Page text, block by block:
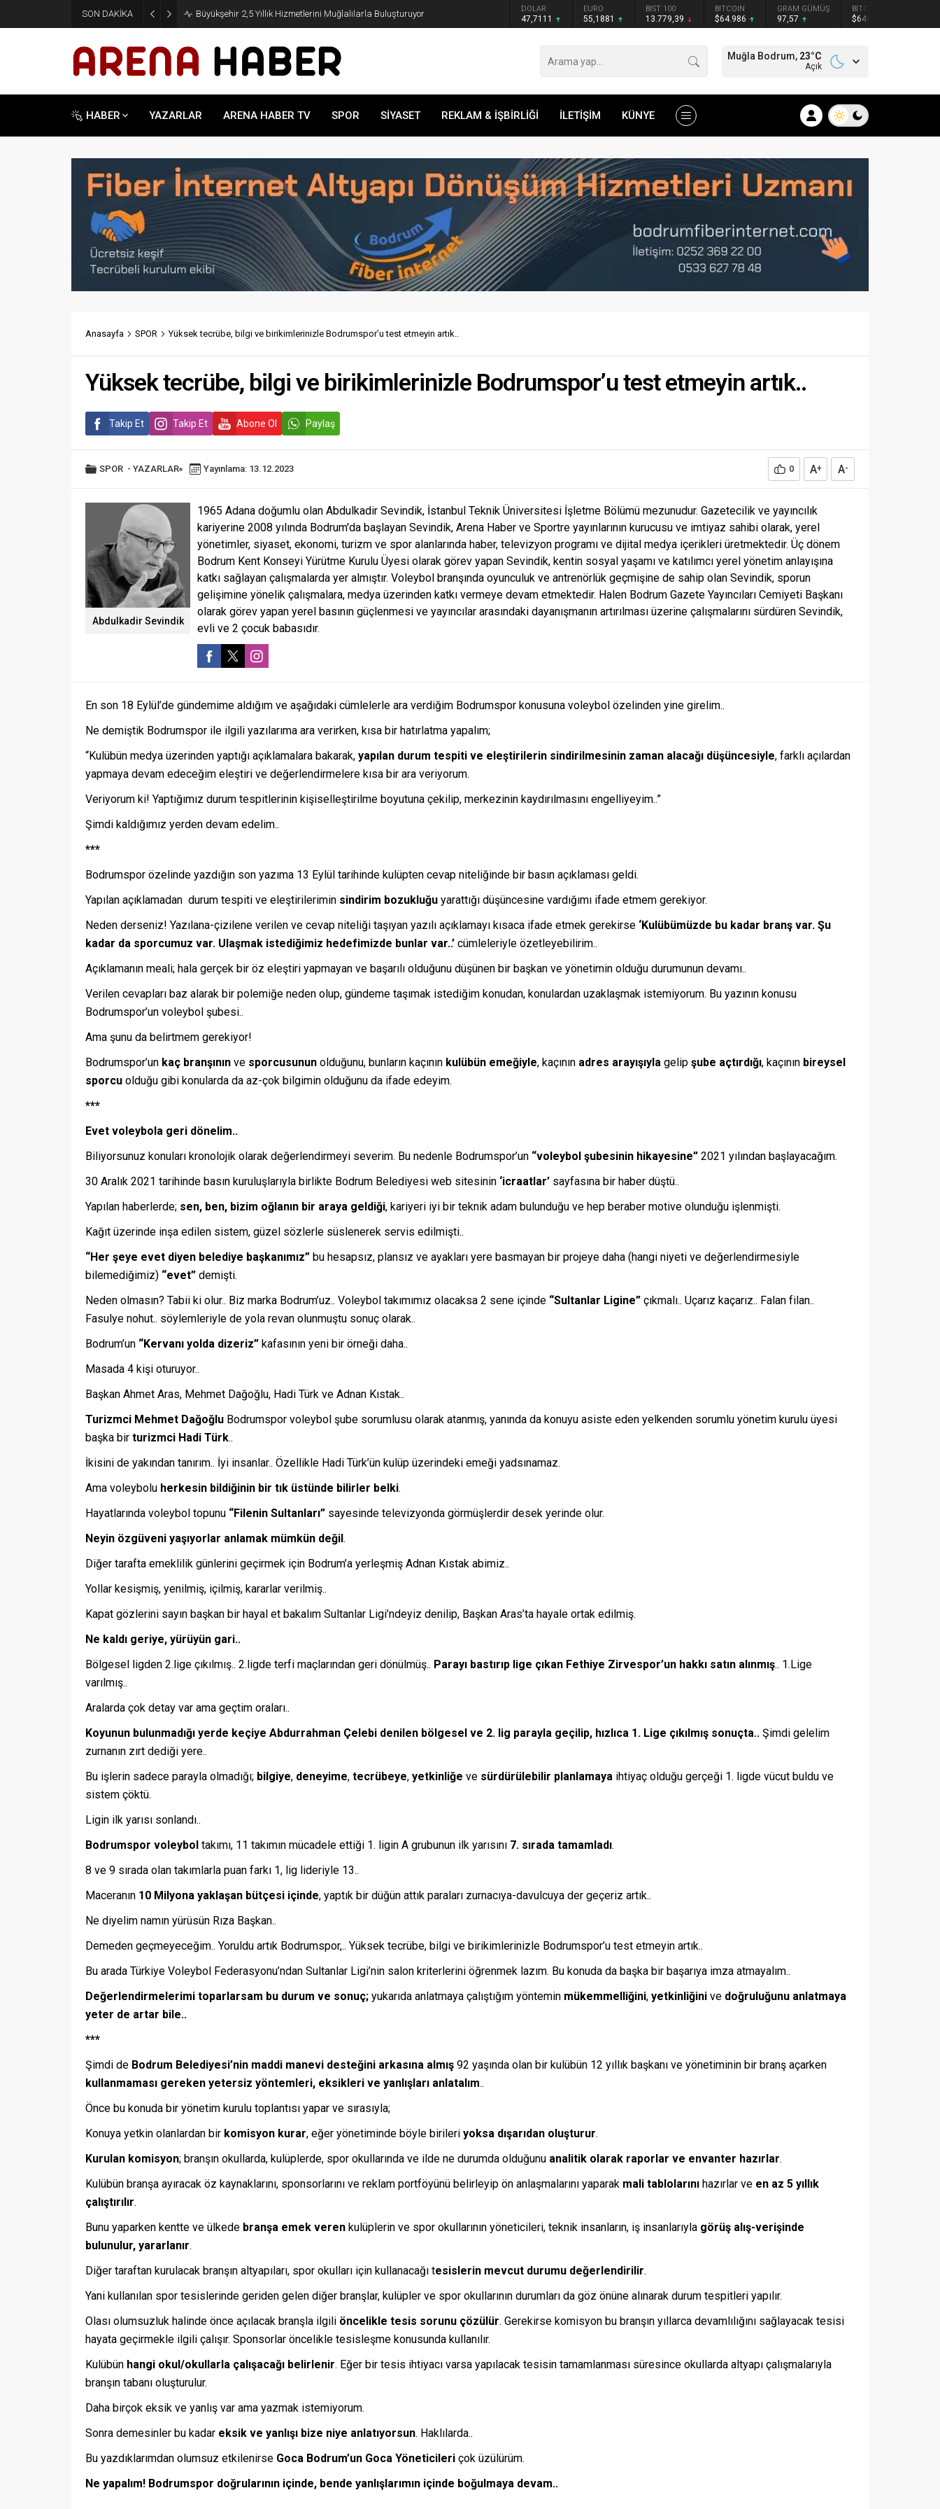
SON DAKİKA Büyükşehir 2,5 Yıllık Hizmetlerini Muğlalılarla Buluşturuyor DOLAR
47,7111
EURO
55,1881
BIST 100
13.779,39
BITCOIN
$64.986
GRAM GÜMÜŞ
97,57
BITCOIN
$64949
Muğla Bodrum, 23°C
Açık
HABER YAZARLAR ARENA HABER TV SPOR SİYASET REKLAM & İŞBİRLİĞİ İLETİŞİM KÜNYE
Anasayfa SPOR Yüksek tecrübe, bilgi ve birikimlerinizle Bodrumspor’u test etmeyin artık..
Yüksek tecrübe, bilgi ve birikimlerinizle Bodrumspor’u test etmeyin artık..
Takip Et Takip Et Abone Ol Paylaş
SPOR - YAZARLAR Yayınlama: 13.12.2023 0 A+ A-
Abdulkadir Sevindik
1965 Adana doğumlu olan Abdulkadir Sevindik, İstanbul Teknik Üniversitesi İşletme Bölümü mezunudur. Gazetecilik ve yayıncılık
kariyerine 2008 yılında Bodrum'da başlayan Sevindik, Arena Haber ve Sportre yayınlarının kurucusu ve imtiyaz sahibi olarak, yerel
yönetimler, siyaset, ekonomi, turizm ve spor alanlarında haber, televizyon programı ve dijital medya içerikleri üretmektedir. Üç dönem
Bodrum Kent Konseyi Yürütme Kurulu Üyesi olarak görev yapan Sevindik, kentin sosyal yaşamı ve katılımcı yerel yönetim anlayışına
katkı sağlayan çalışmalarda yer almıştır. Voleybol branşında oyunculuk ve antrenörlük geçmişine de sahip olan Sevindik, sporun
gelişimine yönelik çalışmalara, medya üzerinden katkı vermeye devam etmektedir. Halen Bodrum Gazete Yayıncıları Cemiyeti Başkanı
olarak görev yapan yerel basının güçlenmesi ve yayıncılar arasındaki dayanışmanın artırılması üzerine çalışmalarını sürdüren Sevindik,
evli ve 2 çocuk babasıdır.
En son 18 Eylül’de gündemime aldığım ve aşağıdaki cümlelerle ara verdiğim Bodrumspor konusuna voleybol özelinden yine girelim..
Ne demiştik Bodrumspor ile ilgili yazılarıma ara verirken, kısa bir hatırlatma yapalım;
“Kulübün medya üzerinden yaptığı açıklamalara bakarak, yapılan durum tespiti ve eleştirilerin sindirilmesinin zaman alacağı düşüncesiyle, farklı açılardan
yapmaya devam edeceğim eleştiri ve değerlendirmelere kısa bir ara veriyorum.
Veriyorum ki! Yaptığımız durum tespitlerinin kişiselleştirilme boyutuna çekilip, merkezinin kaydırılmasını engelliyeyim..”
Şimdi kaldığımız yerden devam edelim..
***
Bodrumspor özelinde yazdığın son yazıma 13 Eylül tarihinde kulüpten cevap niteliğinde bir basın açıklaması geldi.
Yapılan açıklamadan durum tespiti ve eleştirilerimin sindirim bozukluğu yarattığı düşüncesine vardığımı ifade etmem gerekiyor.
Neden derseniz! Yazılana-çizilene verilen ve cevap niteliği taşıyan yazılı açıklamayı kısaca ifade etmek gerekirse ‘Kulübümüzde bu kadar branş var. Şu
kadar da sporcumuz var. Ulaşmak istediğimiz hedefimizde bunlar var..’ cümleleriyle özetleyebilirim..
Açıklamanın meali; hala gerçek bir öz eleştiri yapmayan ve başarılı olduğunu düşünen bir başkan ve yönetimin olduğu durumunun devamı..
Verilen cevapları baz alarak bir polemiğe neden olup, gündeme taşımak istediğim konudan, konulardan uzaklaşmak istemiyorum. Bu yazının konusu
Bodrumspor’un voleybol şubesi..
Ama şunu da belirtmem gerekiyor!
Bodrumspor’un kaç branşının ve sporcusunun olduğunu, bunların kaçının kulübün emeğiyle, kaçının adres arayışıyla gelip şube açtırdığı, kaçının bireysel
sporcu olduğu gibi konularda da az-çok bilgimin olduğunu da ifade edeyim.
***
Evet voleybola geri dönelim..
Biliyorsunuz konuları kronolojik olarak değerlendirmeyi severim. Bu nedenle Bodrumspor’un “voleybol şubesinin hikayesine” 2021 yılından başlayacağım.
30 Aralık 2021 tarihinde basın kuruluşlarıyla birlikte Bodrum Belediyesi web sitesinin ‘icraatlar’ sayfasına bir haber düştü..
Yapılan haberlerde; sen, ben, bizim oğlanın bir araya geldiği, kariyeri iyi bir teknik adam bulunduğu ve hep beraber motive olunduğu işlenmişti.
Kağıt üzerinde inşa edilen sistem, güzel sözlerle süslenerek servis edilmişti..
“Her şeye evet diyen belediye başkanımız” bu hesapsız, plansız ve ayakları yere basmayan bir projeye daha (hangi niyeti ve değerlendirmesiyle
bilemediğimiz) “evet” demişti.
Neden olmasın? Tabii ki olur.. Biz marka Bodrum’uz.. Voleybol takımımız olacaksa 2 sene içinde “Sultanlar Ligine” çıkmalı.. Uçarız kaçarız.. Falan filan..
Fasulye nohut.. söylemleriyle de yola revan olunmuştu sonuç olarak..
Bodrum’un “Kervanı yolda dizeriz” kafasının yeni bir örneği daha..
Masada 4 kişi oturuyor..
Başkan Ahmet Aras, Mehmet Dağoğlu, Hadi Türk ve Adnan Kıstak..
Turizmci Mehmet Dağoğlu Bodrumspor voleybol şube sorumlusu olarak atanmış, yanında da konuyu asiste eden yelkenden sorumlu yönetim kurulu üyesi
başka bir turizmci Hadi Türk..
İkisini de yakından tanırım.. İyi insanlar.. Özellikle Hadi Türk’ün kulüp üzerindeki emeği yadsınamaz.
Ama voleybolu herkesin bildiğinin bir tık üstünde bilirler belki.
Hayatlarında voleybol topunu “Filenin Sultanları” sayesinde televizyonda görmüşlerdir desek yerinde olur.
Neyin özgüveni yaşıyorlar anlamak mümkün değil.
Diğer tarafta emeklilik günlerini geçirmek için Bodrum’a yerleşmiş Adnan Kıstak abimiz..
Yollar kesişmiş, yenilmiş, içilmiş, kararlar verilmiş..
Kapat gözlerini sayın başkan bir hayal et bakalım Sultanlar Ligi’ndeyiz denilip, Başkan Aras’ta hayale ortak edilmiş.
Ne kaldı geriye, yürüyün gari..
Bölgesel ligden 2.lige çıkılmış.. 2.ligde terfi maçlarından geri dönülmüş.. Parayı bastırıp lige çıkan Fethiye Zirvespor’un hakkı satın alınmış.. 1.Lige
varılmış..
Aralarda çok detay var ama geçtim oraları..
Koyunun bulunmadığı yerde keçiye Abdurrahman Çelebi denilen bölgesel ve 2. lig parayla geçilip, hızlıca 1. Lige çıkılmış sonuçta.. Şimdi gelelim
zurnanın zırt dediği yere..
Bu işlerin sadece parayla olmadığı; bilgiye, deneyime, tecrübeye, yetkinliğe ve sürdürülebilir planlamaya ihtiyaç olduğu gerçeği 1. ligde vücut buldu ve
sistem çöktü.
Ligin ilk yarısı sonlandı..
Bodrumspor voleybol takımı, 11 takımın mücadele ettiği 1. ligin A grubunun ilk yarısını 7. sırada tamamladı.
8 ve 9 sırada olan takımlarla puan farkı 1, lig lideriyle 13..
Maceranın 10 Milyona yaklaşan bütçesi içinde, yaptık bir düğün attık paraları zurnacıya-davulcuya der geçeriz artık..
Ne diyelim namın yürüsün Rıza Başkan..
Demeden geçmeyeceğim.. Yoruldu artık Bodrumspor,.. Yüksek tecrübe, bilgi ve birikimlerinizle Bodrumspor’u test etmeyin artık..
Bu arada Türkiye Voleybol Federasyonu’ndan Sultanlar Ligi’nin salon kriterlerini öğrenmek lazım. Bu konuda da başka bir başarıya imza atmayalım..
Değerlendirmelerimi toparlarsam bu durum ve sonuç; yukarıda anlatmaya çalıştığım yöntemin mükemmelliğini, yetkinliğini ve doğruluğunu anlatmaya
yeter de artar bile..
***
Şimdi de Bodrum Belediyesi’nin maddi manevi desteğini arkasına almış 92 yaşında olan bir kulübün 12 yıllık başkanı ve yönetiminin bir branş açarken
kullanmaması gereken yetersiz yöntemleri, eksikleri ve yanlışları anlatalım..
Önce bu konuda bir yönetim kurulu toplantısı yapar ve sırasıyla;
Konuya yetkin olanlardan bir komisyon kurar, eğer yönetiminde böyle birileri yoksa dışarıdan oluşturur.
Kurulan komisyon; branşın okullarda, kulüplerde, spor okullarında ve ilde ne durumda olduğunu analitik olarak raporlar ve envanter hazırlar.
Kulübün branşa ayıracak öz kaynaklarını, sponsorlarını ve reklam portföyünü belirleyip ön anlaşmalarını yaparak mali tablolarını hazırlar ve en az 5 yıllık
çalıştırılır.
Bunu yaparken kentte ve ülkede branşa emek veren kulüplerin ve spor okullarının yöneticileri, teknik insanların, iş insanlarıyla görüş alış-verişinde
bulunulur, yararlanır.
Diğer taraftan kurulacak branşın altyapıları, spor okulları için kullanacağı tesislerin mevcut durumu değerlendirilir.
Yani kullanılan spor tesislerinde geriden gelen diğer branşlar, kulüpler ve spor okullarının durumları da göz önüne alınarak durum tespitleri yapılır.
Olası olumsuzluk halinde önce açılacak branşla ilgili öncelikle tesis sorunu çözülür. Gerekirse komisyon bu branşın yıllarca devamlılığını sağlayacak tesisi
hayata geçirmekle ilgili çalışır. Sponsorlar öncelikle tesisleşme konusunda kullanılır.
Kulübün hangi okul/okullarla çalışacağı belirlenir. Eğer bir tesis ihtiyacı varsa yapılacak tesisin tamamlanması süresince okullarda altyapı çalışmalarıyla
branşın tabanı oluşturulur.
Daha birçok eksik ve yanlış var ama yazmak istemiyorum.
Sonra demesinler bu kadar eksik ve yanlışı bize niye anlatıyorsun. Haklılarda..
Bu yazdıklarımdan olumsuz etkilenirse Goca Bodrum’un Goca Yöneticileri çok üzülürüm.
Ne yapalım! Bodrumspor doğrularının içinde, bende yanlışlarımın içinde boğulmaya devam..